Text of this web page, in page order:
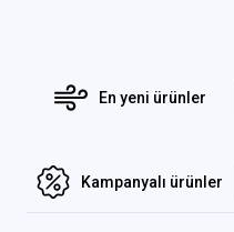
En yeni ürünler
Kampanyalı ürünler